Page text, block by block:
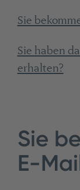
Sie
Sie haben
erhalten?
Sie
E-